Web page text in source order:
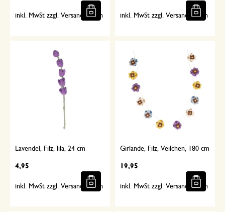
inkl. MwSt zzgl. Versandkosten inkl. MwSt zzgl. Versandkosten
Lavendel, Filz, lila, 24 cm
4,95
inkl. MwSt zzgl. Versandkosten
Girlande, Filz, Veilchen, 180 cm
19,95
inkl. MwSt zzgl. Versandkosten